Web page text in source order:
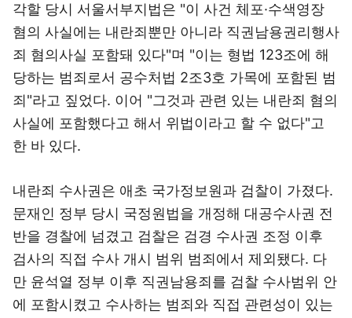
각할 당시 서울서부지법은 "이 사건 체포·수색영장
혐의 사실에는 내란죄뿐만 아니라 직권남용권리행사
죄 혐의사실 포함돼 있다"며 "이는 형법 123조에 해
당하는 범죄로서 공수처법 2조3호 가목에 포함된 범
죄"라고 짚었다. 이어 "그것과 관련 있는 내란죄 혐의
사실에 포함했다고 해서 위법이라고 할 수 없다"고
한 바 있다.
내란죄 수사권은 애초 국가정보원과 검찰이 가졌다.
문재인 정부 당시 국정원법을 개정해 대공수사권 전
반을 경찰에 넘겼고 검찰은 검경 수사권 조정 이후
검사의 직접 수사 개시 범위 범죄에서 제외됐다. 다
만 윤석열 정부 이후 직권남용죄를 검찰 수사범위 안
에 포함시켰고 수사하는 범죄와 직접 관련성이 있는